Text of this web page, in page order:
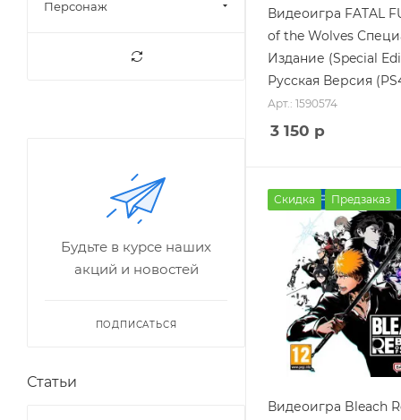
Видеоигра FATAL
of the Wolves
Издание (Special
Русская Версия
Арт.: 1590574
3 150 р
Скидка Предзаказ
Видеоигра Bleach
Персонаж
Будьте в курсе наших
акций и новостей
ПОДПИСАТЬСЯ
Статьи